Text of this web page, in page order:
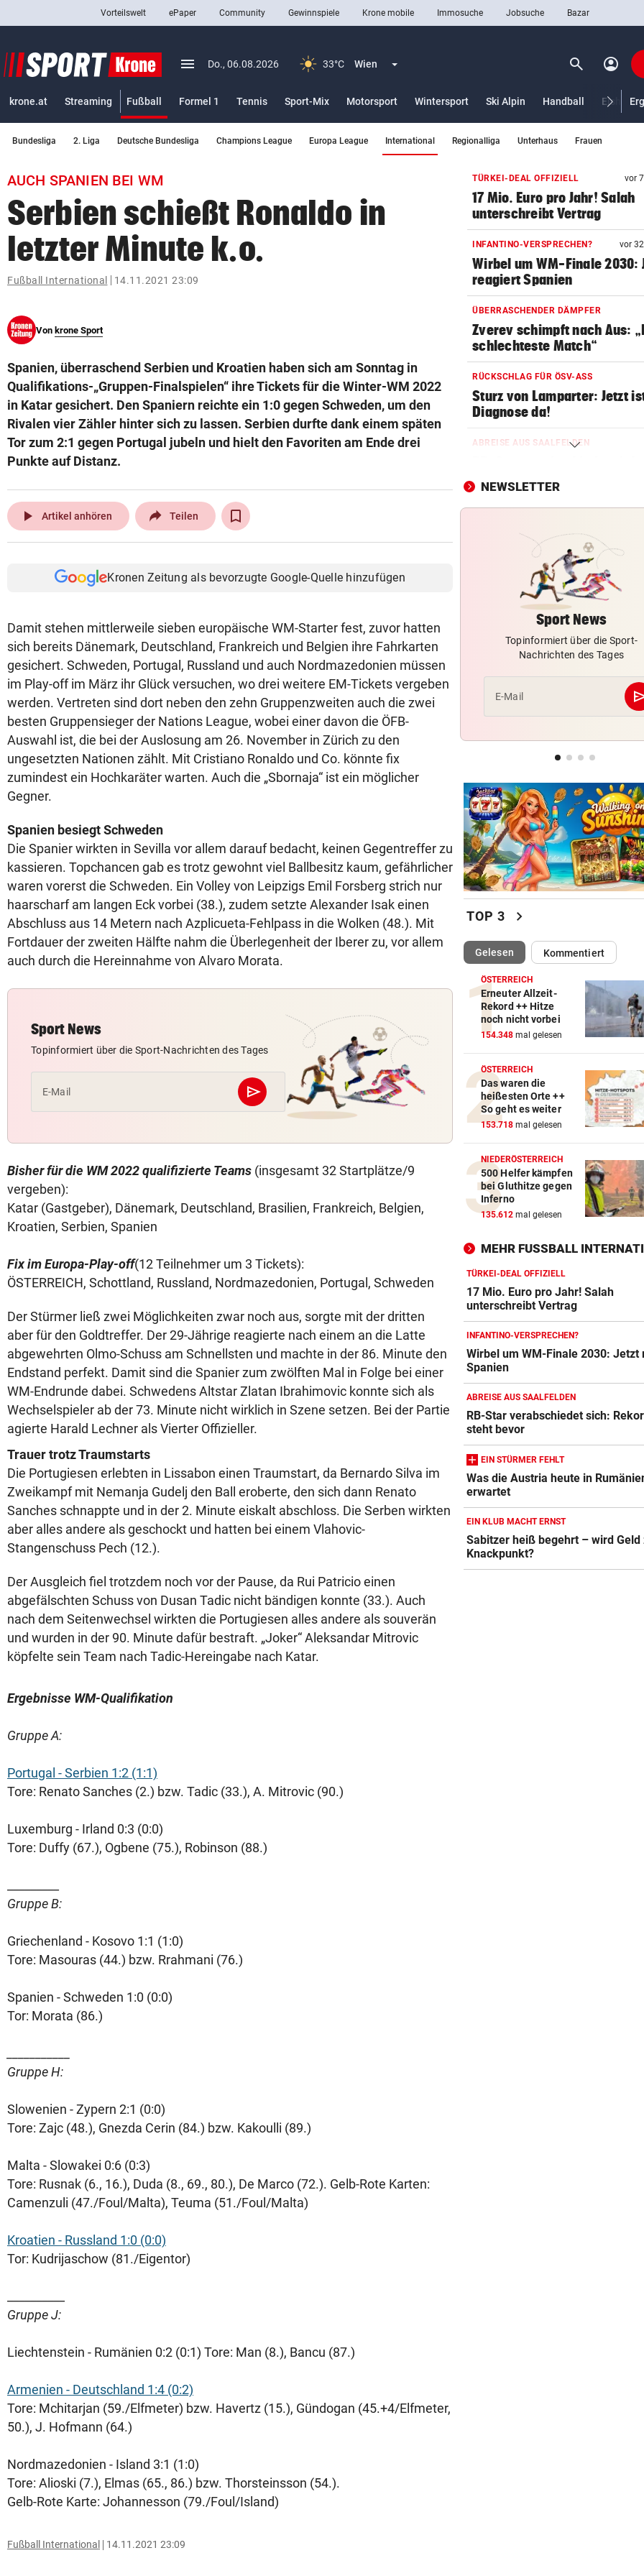
closeSchließen
Abonnieren
bookmark
search
Suchbegriff
eingeben
© Krone Multimedia GmbH & Co KG 2026
Vorteilswelt ePaper Community Gewinnspiele Krone mobile Immosuche Jobsuche Bazar
menu Menü aufklappen
Do., 06.08.2026 33°C Wien Menü aufklappen search Suchen
account_circle
krone.at Streaming Fußball
Formel 1
Tennis Sport-Mix Motorsport Wintersport Ski Alpin Handball
Bundesliga 2. Liga Deutsche Bundesliga Champions League Europa League International Regionalliga Unterhaus Frauen
AUCH SPANIEN BEI WM
Serbien schießt Ronaldo in
letzter Minute k.o.
Fußball International 14.11.2021 23:09
Von krone Sport
Spanien, überraschend Serbien und Kroatien haben sich am Sonntag in
Qualifikations-„Gruppen-Finalspielen“ ihre Tickets für die Winter-WM 2022
in Katar gesichert. Den Spaniern reichte ein 1:0 gegen Schweden, um den
Rivalen vier Zähler hinter sich zu lassen. Serbien durfte dank einem späten
Tor zum 2:1 gegen Portugal jubeln und hielt den Favoriten am Ende drei
Punkte auf Distanz.
play_arrow Artikel anhören Teilen
Kronen Zeitung als bevorzugte Google-Quelle hinzufügen
Damit stehen mittlerweile sieben europäische WM-Starter fest, zuvor hatten
sich bereits Dänemark, Deutschland, Frankreich und Belgien ihre Fahrkarten
gesichert. Schweden, Portugal, Russland und auch Nordmazedonien müssen
im Play-off im März ihr Glück versuchen, wo drei weitere EM-Tickets vergeben
werden. Vertreten sind dort neben den zehn Gruppenzweiten auch die zwei
besten Gruppensieger der Nations League, wobei einer davon die ÖFB-
Auswahl ist, die bei der Auslosung am 26. November in Zürich zu den
ungesetzten Nationen zählt. Mit Cristiano Ronaldo und Co. könnte fix
zumindest ein Hochkaräter warten. Auch die „Sbornaja“ ist ein möglicher
Gegner.
Spanien besiegt Schweden
Die Spanier wirkten in Sevilla vor allem darauf bedacht, keinen Gegentreffer zu
kassieren. Topchancen gab es trotz gewohnt viel Ballbesitz kaum, gefährlicher
waren vorerst die Schweden. Ein Volley von Leipzigs Emil Forsberg strich nur
haarscharf am langen Eck vorbei (38.), zudem setzte Alexander Isak einen
Abschluss aus 14 Metern nach Azplicueta-Fehlpass in die Wolken (48.). Mit
Fortdauer der zweiten Hälfte nahm die Überlegenheit der Iberer zu, vor allem
auch durch die Hereinnahme von Alvaro Morata.
Sport News
Topinformiert über die Sport-Nachrichten des Tages
E-Mail send
Abschicken
Bisher für die WM 2022 qualifizierte Teams (insgesamt 32 Startplätze/9
vergeben):
Katar (Gastgeber), Dänemark, Deutschland, Brasilien, Frankreich, Belgien,
Kroatien, Serbien, Spanien
Fix im Europa-Play-off(12 Teilnehmer um 3 Tickets):
ÖSTERREICH, Schottland, Russland, Nordmazedonien, Portugal, Schweden
Der Stürmer ließ zwei Möglichkeiten zwar noch aus, sorgte mit der dritten
aber für den Goldtreffer. Der 29-Jährige reagierte nach einem an die Latte
abgewehrten Olmo-Schuss am Schnellsten und machte in der 86. Minute den
Endstand perfekt. Damit sind die Spanier zum zwölften Mal in Folge bei einer
WM-Endrunde dabei. Schwedens Altstar Zlatan Ibrahimovic konnte sich als
Wechselspieler ab der 73. Minute nicht wirklich in Szene setzen. Bei der Partie
agierte Harald Lechner als Vierter Offizieller.
Trauer trotz Traumstarts
Die Portugiesen erlebten in Lissabon einen Traumstart, da Bernardo Silva im
Zweikampf mit Nemanja Gudelj den Ball eroberte, den sich dann Renato
Sanches schnappte und in der 2. Minute eiskalt abschloss. Die Serben wirkten
aber alles andere als geschockt und hatten bei einem Vlahovic-
Stangenschuss Pech (12.).
Der Ausgleich fiel trotzdem noch vor der Pause, da Rui Patricio einen
abgefälschten Schuss von Dusan Tadic nicht bändigen konnte (33.). Auch
nach dem Seitenwechsel wirkten die Portugiesen alles andere als souverän
und wurden in der 90. Minute dafür bestraft. „Joker“ Aleksandar Mitrovic
köpfelte sein Team nach Tadic-Hereingabe nach Katar.
Ergebnisse WM-Qualifikation
Gruppe A:
Portugal - Serbien 1:2 (1:1)
Tore: Renato Sanches (2.) bzw. Tadic (33.), A. Mitrovic (90.)
Luxemburg - Irland 0:3 (0:0)
Tore: Duffy (67.), Ogbene (75.), Robinson (88.)
Gruppe B:
Griechenland - Kosovo 1:1 (1:0)
Tore: Masouras (44.) bzw. Rrahmani (76.)
Spanien - Schweden 1:0 (0:0)
Tor: Morata (86.)
Gruppe H:
Slowenien - Zypern 2:1 (0:0)
Tore: Zajc (48.), Gnezda Cerin (84.) bzw. Kakoulli (89.)
Malta - Slowakei 0:6 (0:3)
Tore: Rusnak (6., 16.), Duda (8., 69., 80.), De Marco (72.). Gelb-Rote Karten:
Camenzuli (47./Foul/Malta), Teuma (51./Foul/Malta)
Kroatien - Russland 1:0 (0:0)
Tor: Kudrijaschow (81./Eigentor)
Gruppe J:
Liechtenstein - Rumänien 0:2 (0:1) Tore: Man (8.), Bancu (87.)
Armenien - Deutschland 1:4 (0:2)
Tore: Mchitarjan (59./Elfmeter) bzw. Havertz (15.), Gündogan (45.+4/Elfmeter,
50.), J. Hofmann (64.)
Nordmazedonien - Island 3:1 (1:0)
Tore: Alioski (7.), Elmas (65., 86.) bzw. Thorsteinsson (54.).
Gelb-Rote Karte: Johannesson (79./Foul/Island)
Fußball International 14.11.2021 23:09
TÜRKEI-DEAL OFFIZIELL vor
17 Mio. Euro pro Jahr! Salah
unterschreibt Vertrag
INFANTINO-VERSPRECHEN? vor
Wirbel um WM-Finale 2030:
reagiert Spanien
ÜBERRASCHENDER DÄMPFER
Zverev schimpft nach Aus:
schlechteste Match“
RÜCKSCHLAG FÜR ÖSV-ASS
Sturz von Lamparter: Jetzt
Diagnose da!
ABREISE AUS SAALFELDEN
Rekorddeal steht bevor
EIN STÜRMER FEHLT
Rumänien erwartet
EIN KLUB MACHT ERNST
Sabitzer heiß begehrt – wird
zum Knackpunkt?
OSV-DUO IN PARIS
Knoll und Lotfi ziehen vom
ins EM-Finale ein
Leichtathletik-EM
Pioneers Vorarlberg kennen
neuen Headcoach
NEWSLETTER
Sport News
Topinformiert über die Sport-
Nachrichten des Tages
E-Mail
TOP 3 chevron_right
Gelesen(ausgewählt)Kommentiert
ÖSTERREICH
Erneuter Allzeit-
Rekord ++ Hitze
noch nicht vorbei
154.348 mal gelesen
ÖSTERREICH
Das waren die
heißesten Orte ++
So geht es weiter
153.718 mal gelesen
NIEDERÖSTERREICH
500 Helfer kämpfen
bei Gluthitze gegen
Inferno
135.612 mal gelesen
MEHR FUSSBALL
TÜRKEI-DEAL OFFIZIELL
17 Mio. Euro pro Jahr! Salah
unterschreibt Vertrag
INFANTINO-VERSPRECHEN?
Wirbel um WM-Finale 2030: Jetzt
Spanien
ABREISE AUS SAALFELDEN
RB-Star verabschiedet sich:
steht bevor
EIN STÜRMER FEHLT
Was die Austria heute in
erwartet
EIN KLUB MACHT ERNST
Sabitzer heiß begehrt – wird Geld
Knackpunkt?